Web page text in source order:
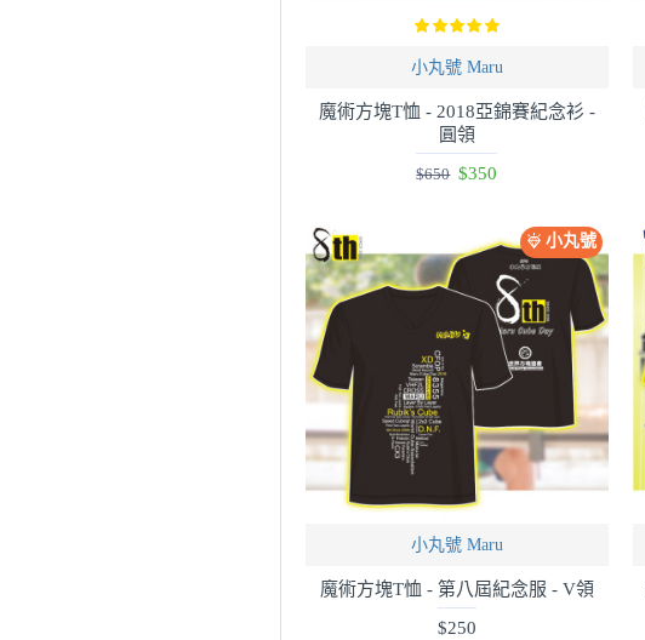
小丸號 Maru
魔術方塊T恤 - 2018亞錦賽紀念衫 -
圓領
$350
$650
小丸號
小丸號 Maru
魔術方塊T恤 - 第八屆紀念服 - V領
$250